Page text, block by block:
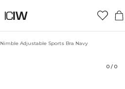
Nimble Adjustable Sports Bra Navy
0 / 0